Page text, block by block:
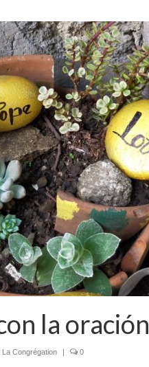
la oración
La Congrégation | 0